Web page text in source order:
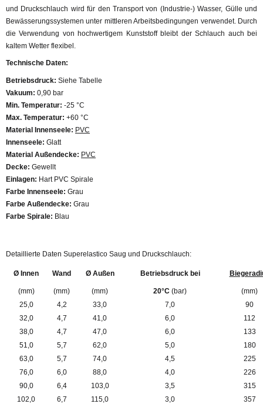
und Druckschlauch wird für den Transport von (Industrie-) Wasser, Gülle und
Bewässerungssystemen unter mittleren Arbeitsbedingungen verwendet. Durch
die Verwendung von hochwertigem Kunststoff bleibt der Schlauch auch bei
kaltem Wetter flexibel.
Technische Daten:
Betriebsdruck: Siehe Tabelle
Vakuum: 0,90 bar
Min. Temperatur: -25 °C
Max. Temperatur: +60 °C
Material Innenseele: PVC
Innenseele: Glatt
Material Außendecke: PVC
Decke: Gewellt
Einlagen: Hart PVC Spirale
Farbe Innenseele: Grau
Farbe Außendecke: Grau
Farbe Spirale: Blau
Detaillierte Daten Superelastico Saug und Druckschlauch:
Ø Innen
(mm)
Wand
(mm)
Ø Außen
(mm)
Betriebsdruck bei
20°C (bar)
(mm)
25,0
4,2 33,0 7,0
90
32,0
4,7 41,0 6,0
112
38,0
4,7 47,0 6,0
133
51,0
5,7 62,0 5,0
180
63,0
5,7 74,0 4,5
225
76,0
6,0 88,0 4,0
226
90,0
6,4 103,0 3,5
315
102,0
6,7 115,0 3,0
357